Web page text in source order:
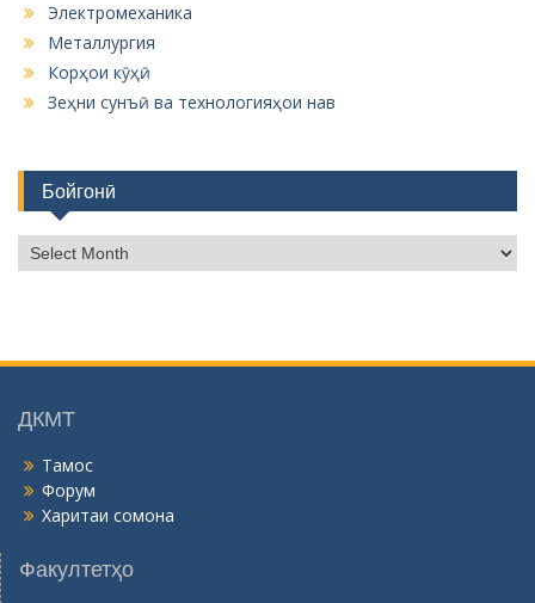
Электромеханика
Металлургия
Корҳои кӯҳӣ
Зеҳни сунъӣ ва технологияҳои нав
Бойгонӣ
о
н
ДКМТ
Тамос
Форум
Харитаи сомона
Факултетҳо